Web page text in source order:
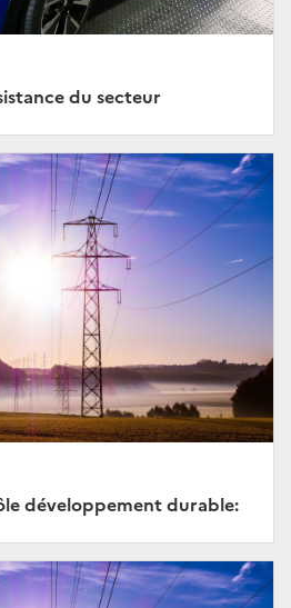
du secteur
développement durable: